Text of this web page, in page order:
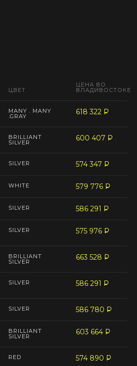
ЦВЕТ
ЦЕНА ВО
ВЛАДИВОСТОКЕ
MANY . MANY
.GRAY 618 322 P
--
BRILLIANT
SILVER 600 407 P
--
SILVER 574 347 P
--
WHITE 579 776 P
--
SILVER 586 291 P
--
SILVER 575 976 P
--
BRILLIANT
SILVER 663 528 P
--
SILVER 586 291 P
--
SILVER 586 780 P
--
BRILLIANT
SILVER 603 664 P
--
RED 574 890 P
--